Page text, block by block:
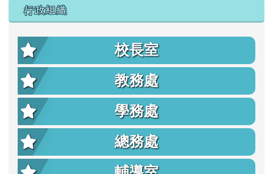
行政組織
校長室
教務處
學務處
總務處